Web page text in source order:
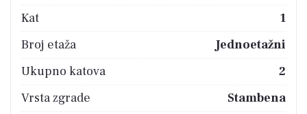
Kat
1
Broj etaža
Jednoetažni
Ukupno katova
2
Vrsta zgrade
Stambena